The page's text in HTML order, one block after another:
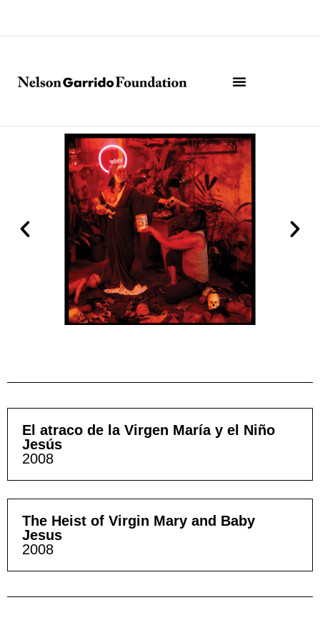
El atraco de la Virgen María y el Niño
Jesús
2008
The Heist of Virgin Mary and Baby
Jesus
2008